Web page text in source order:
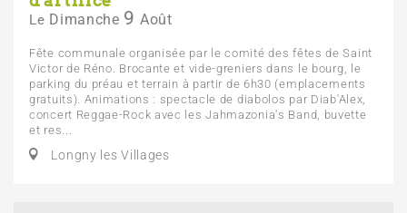
Le Dimanche 9 Août
Fête communale organisée par le comité des fêtes de Saint
Victor de Réno. Brocante et vide-greniers dans le bourg, le
parking du préau et terrain à partir de 6h30 (emplacements
gratuits). Animations : spectacle de diabolos par Diab'Alex,
concert Reggae-Rock avec les Jahmazonia's Band, buvette
et res...
Longny les Villages